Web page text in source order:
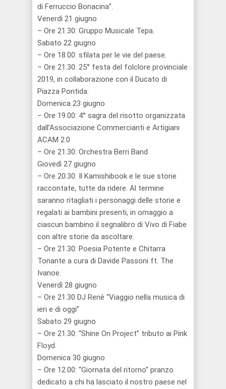
di Ferruccio Bonacina”.
Venerdì 21 giugno
– Ore 21.30: Gruppo Musicale Tepa.
Sabato 22 giugno
– Ore 18.00: sfilata per le vie del paese.
– Ore 21.30: 25° festa del folclore provinciale
2019, in collaborazione con il Ducato di
Piazza Pontida.
Domenica 23 giugno
– Ore 19.00: 4° sagra del risotto organizzata
dall’Associazione Commercianti e Artigiani
ACAM 2.0
– Ore 21.30: Orchestra Berri Band
Giovedì 27 giugno
– Ore 20.30: Il Kamishibook e le sue storie
raccontate, tutte da ridere. Al termine
saranno ritagliati i personaggi delle storie e
regalati ai bambini presenti, in omaggio a
ciascun bambino il segnalibro di Vivo di Fiabe
con altre storie da ascoltare.
– Ore 21.30: Poesia Potente e Chitarra
Tonante a cura di Davide Passoni ft. The
Ivanoe.
Venerdì 28 giugno
– Ore 21.30 DJ Renè “Viaggio nella musica di
ieri e di oggi”
Sabato 29 giugno
– Ore 21.30: “Shine On Project” tributo ai Pink
Floyd.
Domenica 30 giugno
– Ore 12.00: “Giornata del ritorno” pranzo
dedicato a chi ha lasciato il nostro paese nel